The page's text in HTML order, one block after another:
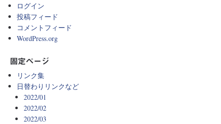
ログイン
投稿フィード
コメントフィード
WordPress.org
固定ページ
リンク集
日替わりリンクなど
2022/01
2022/02
2022/03